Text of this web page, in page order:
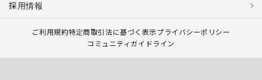
採用情報
ご利用規約特定商取引法に基づく表示プライバシーポリシー
コミュニティガイドライン